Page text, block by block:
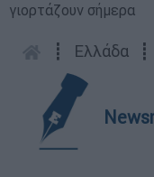
γιορτάζουν σήμερα
┋ Ελλάδα ┋